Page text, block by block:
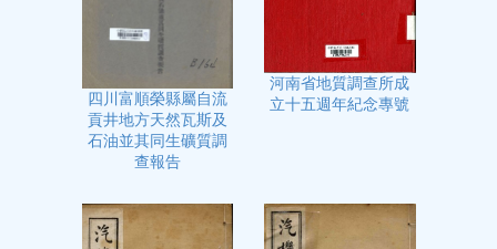
四川富順榮縣屬自流
貢井地方天然瓦斯及
石油並其同生礦質調
查報告
河南省地質調查所成
立十五週年紀念專號